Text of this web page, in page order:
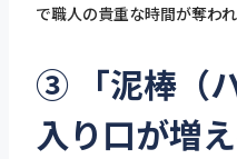
で職人の貴重な時間が奪わ
③ 「泥棒（
入り口が増